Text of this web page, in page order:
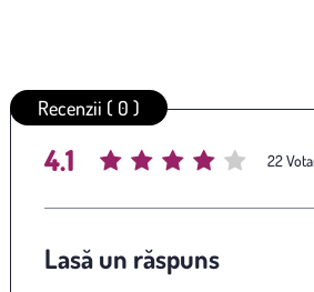
Average rating
4.1 / 5. Vote22
Recenzii ( 0 )
Lasă un răspuns